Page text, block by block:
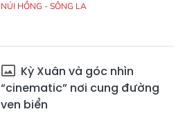
NÚI HỒNG - SÔNG LA
Kỳ Xuân và góc nhìn
“cinematic” nơi cung đường
ven biển